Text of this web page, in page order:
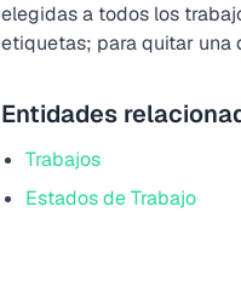
elegidas a todos los
etiquetas; para quitar una
Entidades
Trabajos
Estados de Trabajo